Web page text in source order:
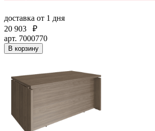
доставка от 1 дня
20 903
₽
арт. 7000770
В корзину